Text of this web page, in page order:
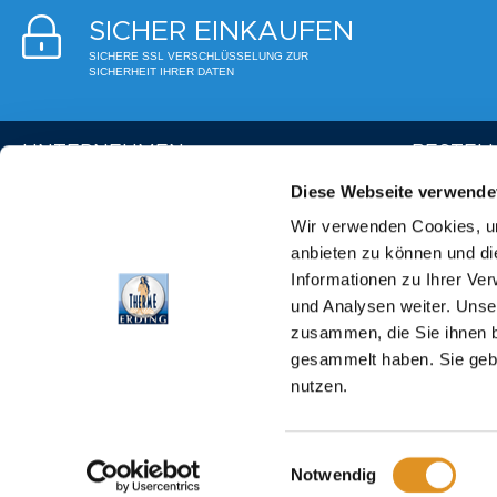
Diese Webseite
Wir verwenden Cookies,
anbieten zu können und
Informationen zu Ihrer
und Analysen weiter.
zusammen, die Sie ihnen
gesammelt haben. Sie
nutzen.
Einwilligungsauswahl
Notwendig
SICHER EINKAUFEN
SICHERE SSL VERSCHLÜSSELUNG ZUR
SICHERHEIT IHRER DATEN
Vertrag
Versand &